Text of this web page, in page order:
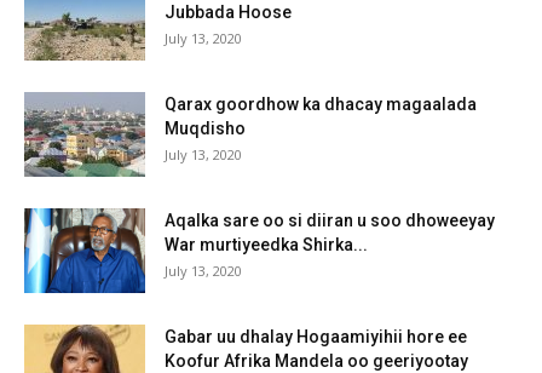
Jubbada Hoose
July 13, 2020
Qarax goordhow ka dhacay magaalada
Muqdisho
July 13, 2020
Aqalka sare oo si diiran u soo dhoweeyay
War murtiyeedka Shirka...
July 13, 2020
Gabar uu dhalay Hogaamiyihii hore ee
Koofur Afrika Mandela oo geeriyootay